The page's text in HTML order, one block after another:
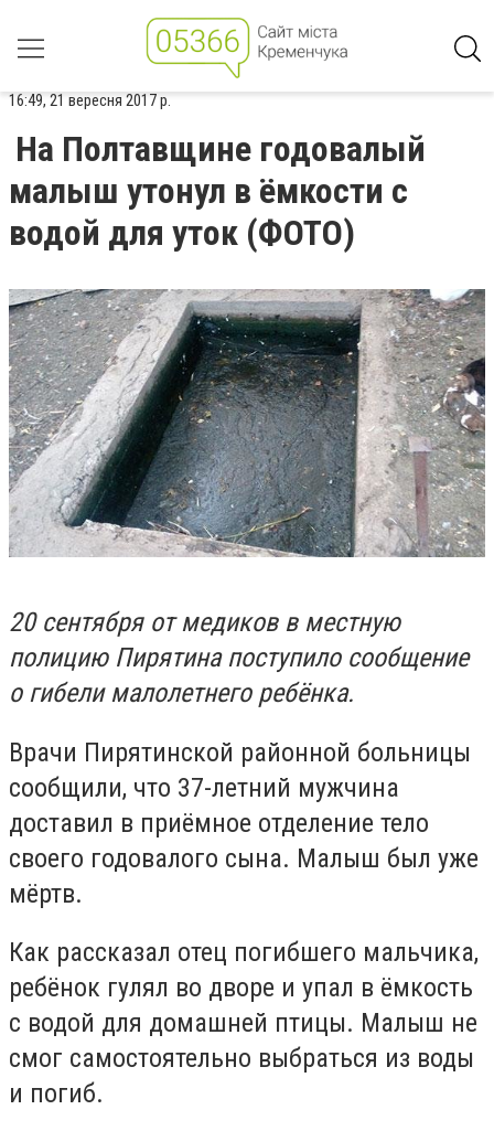
16:49, 21 вересня 2017 р.
На Полтавщине годовалый
малыш утонул в ёмкости с
водой для уток (ФОТО)
20 сентября от медиков в местную
полицию Пирятина поступило сообщение
о гибели малолетнего ребёнка.
Врачи Пирятинской районной больницы
сообщили, что 37-летний мужчина
доставил в приёмное отделение тело
своего годовалого сына. Малыш был уже
мёртв.
Как рассказал отец погибшего мальчика,
ребёнок гулял во дворе и упал в ёмкость
с водой для домашней птицы. Малыш не
смог самостоятельно выбраться из воды
и погиб.